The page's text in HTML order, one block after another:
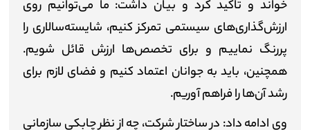
خواند و تاکید کرد و بیان داشت: ما می‌توانیم روی
ارزش‌گذاری‌های سیستمی تمرکز کنیم، شایسته‌سالاری را
پررنگ نماییم و برای تخصص‌ها ارزش قائل شویم.
همچنین، باید به جوانان اعتماد کنیم و فضای لازم برای
رشد آن‌ها را فراهم آوریم.
وی ادامه داد: در ساختار شرکت، چه از نظر چابکی سازمانی